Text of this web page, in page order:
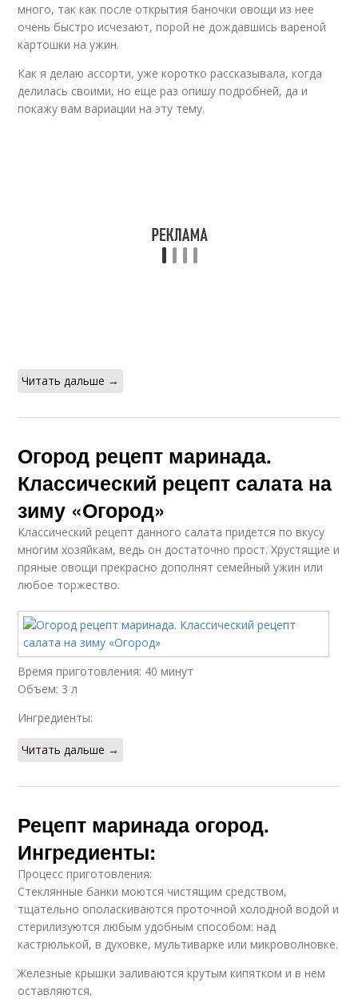
много, так как после открытия баночки овощи из нее
очень быстро исчезают, порой не дождавшись вареной
картошки на ужин.
Как я делаю ассорти, уже коротко рассказывала, когда
делилась своими, но еще раз опишу подробней, да и
покажу вам вариации на эту тему.
Читать дальше →
Огород рецепт маринада.
Классический рецепт салата на
зиму «Огород»
Классический рецепт данного салата придется по вкусу
многим хозяйкам, ведь он достаточно прост. Хрустящие и
пряные овощи прекрасно дополнят семейный ужин или
любое торжество.
Время приготовления: 40 минут
Объем: 3 л
Ингредиенты:
Читать дальше →
Рецепт маринада огород.
Ингредиенты:
Процесс приготовления:
Стеклянные банки моются чистящим средством,
тщательно ополаскиваются проточной холодной водой и
стерилизуются любым удобным способом: над
кастрюлькой, в духовке, мультиварке или микроволновке.
Железные крышки заливаются крутым кипятком и в нем
оставляются.